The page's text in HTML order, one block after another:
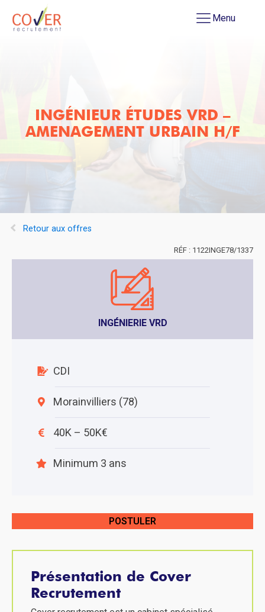
Menu
INGÉNIEUR ÉTUDES VRD –
AMENAGEMENT URBAIN H/F
Retour aux offres
1122INGE78/1337
Présentation de Cover
Recrutement
INGÉNIERIE VRD
CDI
Morainvilliers (78)
40K – 50K€
Minimum 3 ans
POSTULER